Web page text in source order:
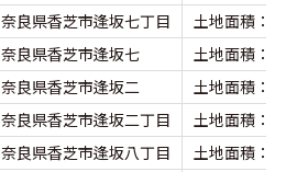
奈良県香芝市逢坂七丁目
土地面積：
奈良県香芝市逢坂七
土地面積：
奈良県香芝市逢坂二
土地面積：
奈良県香芝市逢坂二丁目
土地面積：
奈良県香芝市逢坂八丁目
土地面積：